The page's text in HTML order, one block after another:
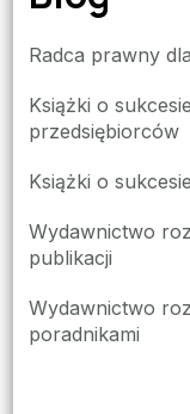
Radca prawny
Książki o
przedsiębiorców
Książki o
Wydawnictwo
publikacji
Wydawnictwo
poradnikami